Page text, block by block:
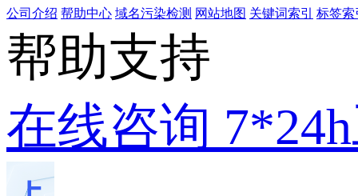
公司介绍 帮助中心 域名污染检测 网站地图 关键词索引 标签索
帮助支持
在线咨询